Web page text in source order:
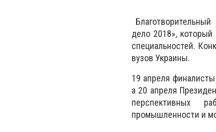
Благотворительный
дело 2018», который
специальностей.
вузов Украины.
19 апреля
а 20 апреля
перспективных
промышленности и